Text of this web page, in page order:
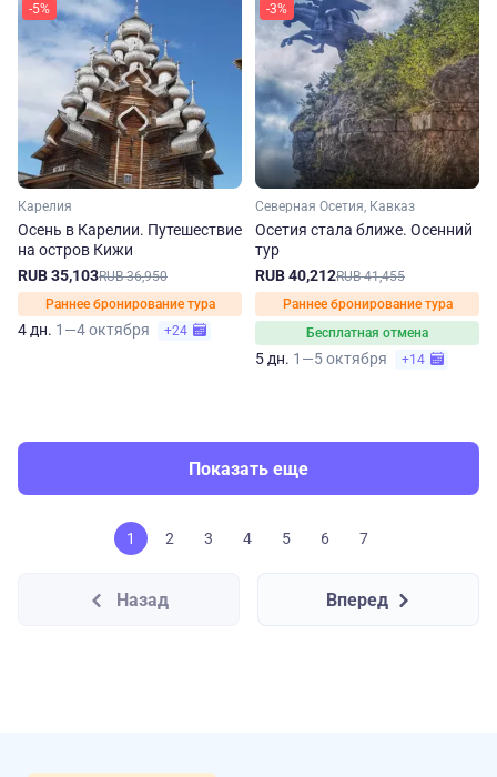
-5%
Карелия
Осень в Карелии. Путешествие
на остров Кижи
RUB 35,103RUB 36,950
Раннее бронирование тура
4 дн. 1—4 октября +24
-3%
Северная Осетия, Кавказ
Осетия стала ближе. Осенний
тур
RUB 40,212RUB 41,455
Раннее бронирование тура
Бесплатная отмена
5 дн. 1—5 октября +14
Показать еще
1 2 3 4 5 6 7
Назад Вперед